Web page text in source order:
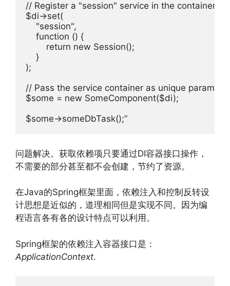
// Register a "session" service in the container
$di->set(
    "session",
    function () {
        return new Session();
    }
);
// Pass the service container as unique
$some = new SomeComponent($di);
问题解决。获取依赖项只要通过DI容器接口操作，
不需要的部分甚至都不会创建，节约了资源。
在Java的Spring框架里面，依赖注入和控制反转设
计思想是近似的，道理相同但是实现不同。因为编
程语言各有各的设计特点可以利用。
Spring框架的依赖注入容器接口是：
ApplicationContext.